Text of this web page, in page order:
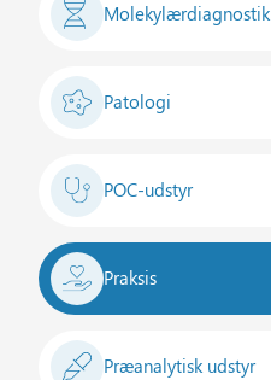
Molekylærdiagnostik
Patologi
POC-udstyr
Praksis
Præanalytisk udstyr